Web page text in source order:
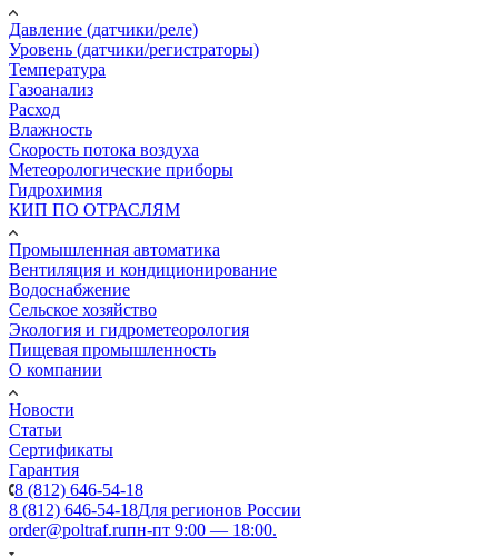
Давление (датчики/реле)
Уровень (датчики/регистраторы)
Температура
Газоанализ
Расход
Влажность
Скорость потока воздуха
Метеорологические приборы
Гидрохимия
КИП ПО ОТРАСЛЯМ
Промышленная автоматика
Вентиляция и кондиционирование
Водоснабжение
Сельское хозяйство
Экология и гидрометеорология
Пищевая промышленность
О компании
Новости
Статьи
Сертификаты
Гарантия
8 (812) 646-54-18
8 (812) 646-54-18Для регионов России
order@poltraf.ruпн-пт 9:00 — 18:00.